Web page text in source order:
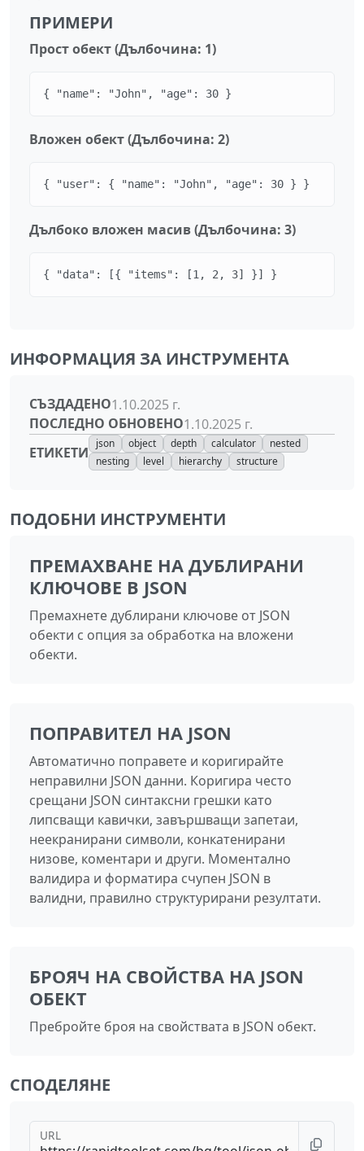
ПРИМЕРИ
Прост обект (Дълбочина: 1)
{ "name": "John", "age": 30 }
Вложен обект (Дълбочина: 2)
{ "user": { "name": "John", "age": 30 } }
Дълбоко вложен масив (Дълбочина: 3)
{ "data": [{ "items": [1, 2, 3] }] }
ИНФОРМАЦИЯ ЗА ИНСТРУМЕНТА
СЪЗДАДЕНО1.10.2025 г.
ПОСЛЕДНО ОБНОВЕНО1.10.2025 г.
ЕТИКЕТИ
json object depth calculator
nested
nesting
level hierarchy structure
ПОДОБНИ ИНСТРУМЕНТИ
ПРЕМАХВАНЕ НА ДУБЛИРАНИ
КЛЮЧОВЕ В JSON
Премахнете дублирани ключове от JSON
обекти с опция за обработка на вложени
обекти.
ПОПРАВИТЕЛ НА JSON
Автоматично поправете и коригирайте
неправилни JSON данни. Коригира често
срещани JSON синтаксни грешки като
липсващи кавички, завършващи запетаи,
неекранирани символи, конкатенирани
низове, коментари и други. Моментално
валидира и форматира счупен JSON в
валидни, правилно структурирани резултати.
БРОЯЧ НА СВОЙСТВА НА JSON
ОБЕКТ
Пребройте броя на свойствата в JSON обект.
СПОДЕЛЯНЕ
URL